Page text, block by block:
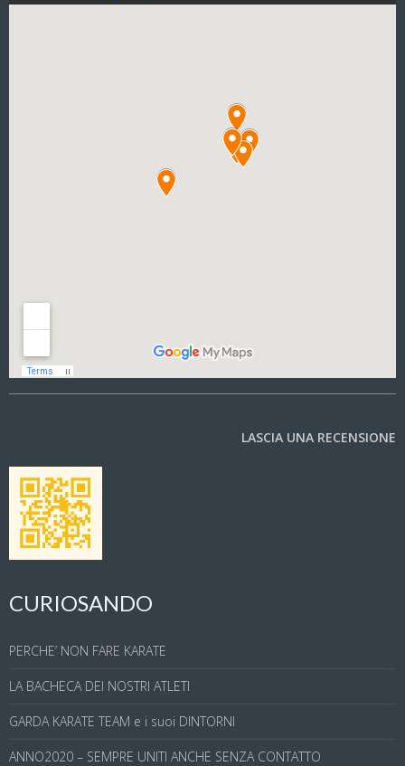
LASCIA UNA RECENSIONE
CURIOSANDO
PERCHE’ NON FARE KARATE
LA BACHECA DEI NOSTRI ATLETI
GARDA KARATE TEAM e i suoi DINTORNI
ANNO2020 – SEMPRE UNITI ANCHE SENZA CONTATTO